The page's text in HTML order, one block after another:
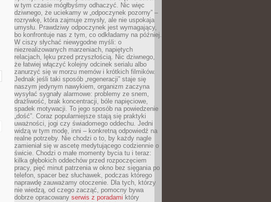
w tym czasie mógłbyśmy odhaczyć. Nic więc
dziwnego, że uciekamy w „odpoczynek pozorny” –
rozrywkę, która zajmuje zmysły, ale nie uspokaja
umysłu. Prawdziwy odpoczynek jest wymagający,
bo konfrontuje nas z tym, co odkładamy na później.
W ciszy słychać niewygodne myśli: o
niezrealizowanych marzeniach, napiętych
relacjach, lęku przed przyszłością. Nic dziwnego,
że łatwiej włączyć kolejny odcinek serialu albo
zanurzyć się w morzu memów i krótkich filmików.
Jednak jeśli taki sposób „regeneracji” staje się
naszym jedynym nawykiem, organizm zaczyna
wysyłać sygnały alarmowe: problemy ze snem,
drażliwość, brak koncentracji, bóle napięciowe,
spadek motywacji. To jego sposób na powiedzenie
„dość”. Coraz popularniejsze stają się praktyki
uważności, jogi czy świadomego oddechu. Jedni
widzą w tym modę, inni – konkretną odpowiedź na
realne potrzeby. Nie chodzi o to, by każdy nagle
zamieniał się w ascetę medytującego codziennie o
świcie. Chodzi o małe momenty bycia tu i teraz:
kilka głębokich oddechów przed rozpoczęciem
pracy, pięć minut patrzenia w okno bez sięgania po
telefon, spacer bez słuchawek, podczas którego
naprawdę zauważamy otoczenie. Dla tych, którzy
nie wiedzą, od czego zacząć, pomocny bywa
dobrze opracowany serwis z poradami który